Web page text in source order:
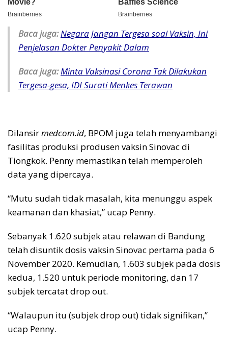
Baca juga:Negara Jangan Tergesa soal Vaksin, Ini
Penjelasan Dokter Penyakit Dalam
Baca juga:Minta Vaksinasi Corona Tak Dilakukan
Tergesa-gesa, IDI Surati Menkes Terawan
Dilansirmedcom.id, BPOM juga telah menyambangi
fasilitas produksi produsen vaksin Sinovac di
Tiongkok. Penny memastikan telah memperoleh
data yang dipercaya.
“Mutu sudah tidak masalah, kita menunggu aspek
keamanan dan khasiat,” ucap Penny.
Sebanyak 1.620 subjek atau relawan di Bandung
telah disuntik dosis vaksin Sinovac pertama pada 6
November 2020. Kemudian, 1.603 subjek pada dosis
kedua, 1.520 untuk periode monitoring, dan 17
subjek tercatat drop out.
“Walaupun itu (subjek drop out) tidak signifikan,”
ucap Penny.